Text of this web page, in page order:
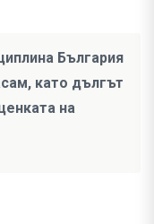
България
като дългът
на